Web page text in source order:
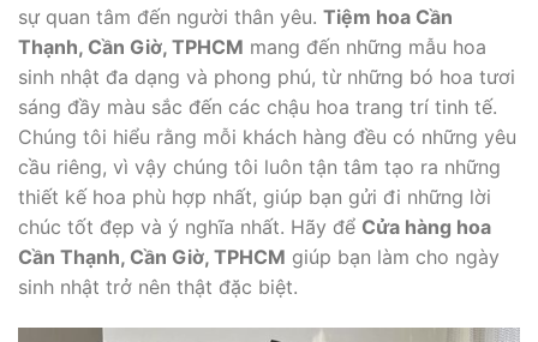
sự quan tâm đến người thân yêu. Tiệm hoa Cần
Thạnh, Cần Giờ, TPHCM mang đến những mẫu hoa
sinh nhật đa dạng và phong phú, từ những bó hoa tươi
sáng đầy màu sắc đến các chậu hoa trang trí tinh tế.
Chúng tôi hiểu rằng mỗi khách hàng đều có những yêu
cầu riêng, vì vậy chúng tôi luôn tận tâm tạo ra những
thiết kế hoa phù hợp nhất, giúp bạn gửi đi những lời
chúc tốt đẹp và ý nghĩa nhất. Hãy để Cửa hàng hoa
Cần Thạnh, Cần Giờ, TPHCM giúp bạn làm cho ngày
sinh nhật trở nên thật đặc biệt.